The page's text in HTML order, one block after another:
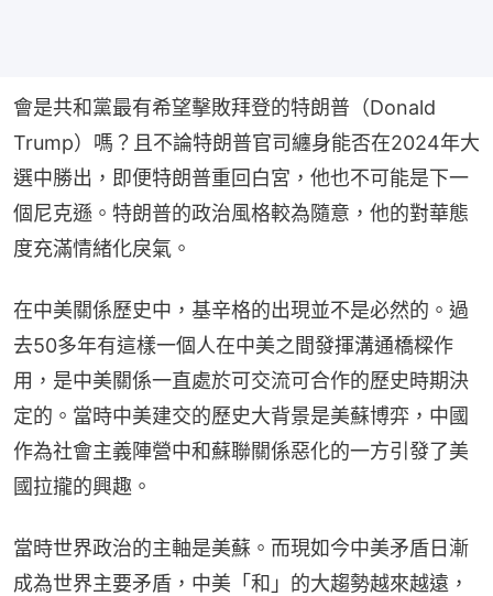
會是共和黨最有希望擊敗拜登的特朗普（Donald
Trump）嗎？且不論特朗普官司纏身能否在2024年大
選中勝出，即便特朗普重回白宮，他也不可能是下一
個尼克遜。特朗普的政治風格較為隨意，他的對華態
度充滿情緒化戾氣。
在中美關係歷史中，基辛格的出現並不是必然的。過
去50多年有這樣一個人在中美之間發揮溝通橋樑作
用，是中美關係一直處於可交流可合作的歷史時期決
定的。當時中美建交的歷史大背景是美蘇博弈，中國
作為社會主義陣營中和蘇聯關係惡化的一方引發了美
國拉攏的興趣。
當時世界政治的主軸是美蘇。而現如今中美矛盾日漸
成為世界主要矛盾，中美「和」的大趨勢越來越遠，